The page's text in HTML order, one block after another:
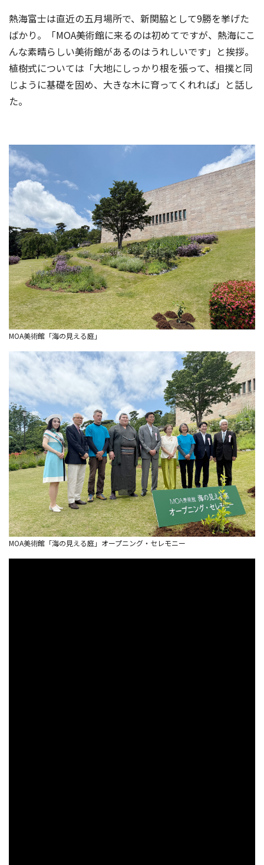
熱海富士は直近の五月場所で、新関脇として9勝を挙げた
ばかり。「MOA美術館に来るのは初めてですが、熱海にこ
んな素晴らしい美術館があるのはうれしいです」と挨拶。
植樹式については「大地にしっかり根を張って、相撲と同
じように基礎を固め、大きな木に育ってくれれば」と話し
た。
MOA美術館「海の見える庭」
MOA美術館「海の見える庭」オープニング・セレモニー